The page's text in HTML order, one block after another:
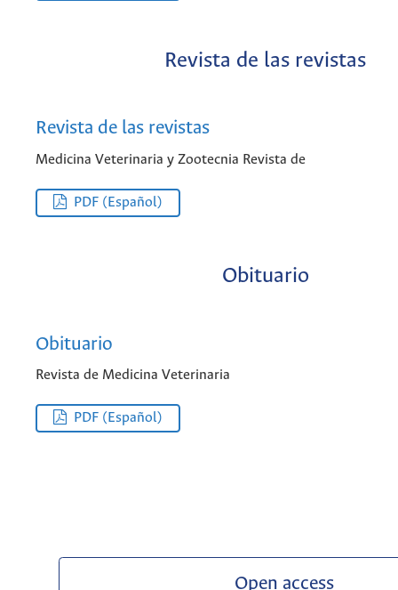
Revista de las revistas
Revista de las revistas
Medicina Veterinaria y Zootecnia Revista de
PDF (Español)
Obituario
Obituario
Revista de Medicina Veterinaria
PDF (Español)
Open access